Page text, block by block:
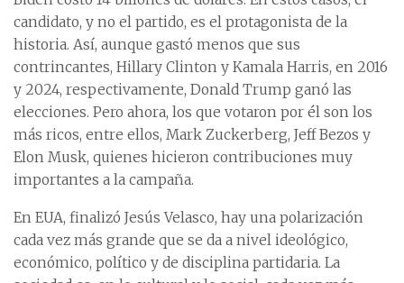
candidato, y no el partido, es el protagonista de la
historia. Así, aunque gastó menos que sus
contrincantes, Hillary Clinton y Kamala Harris, en 2016
y 2024, respectivamente, Donald Trump ganó las
elecciones. Pero ahora, los que votaron por él son los
más ricos, entre ellos, Mark Zuckerberg, Jeff Bezos y
Elon Musk, quienes hicieron contribuciones muy
importantes a la campaña.
En EUA, finalizó Jesús Velasco, hay una polarización
cada vez más grande que se da a nivel ideológico,
económico, político y de disciplina partidaria. La